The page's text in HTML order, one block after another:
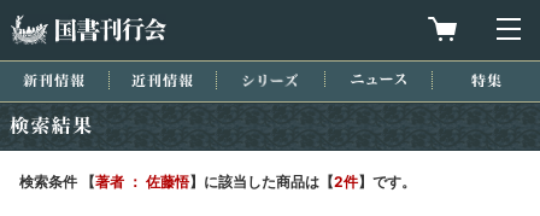
買物カゴを
新刊情報 近刊情報 シリーズ ニュース
検索条件 【著者 ： 佐藤悟】に該当した商品は【2件】です。